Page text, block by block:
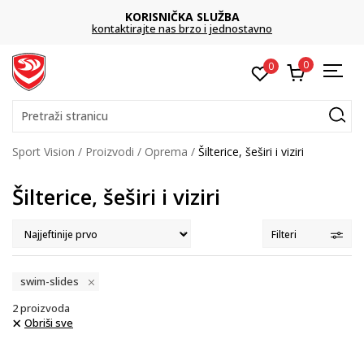
KORISNIČKA SLUŽBA
kontaktirajte nas brzo i jednostavno
0 0
Pretraži stranicu
Sport Vision Proizvodi Oprema Šilterice, šeširi i viziri
Šilterice, šeširi i viziri
Filteri
swim-slides
2proizvoda
Obriši sve